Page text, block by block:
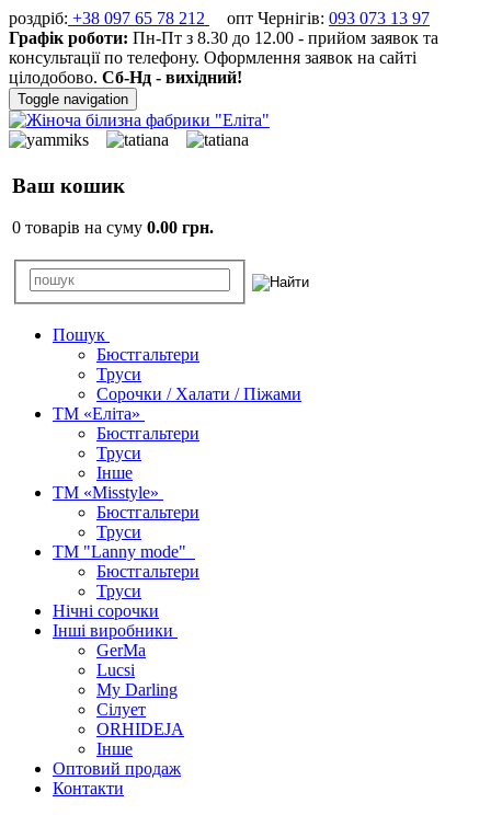
роздріб: +38 097 65 78 212 опт Чернігів: 093 073 13 97
Графік роботи: Пн-Пт з 8.30 до 12.00 - прийом заявок та
консультації по телефону. Оформлення заявок на сайті
цілодобово. Сб-Нд - вихідний!
Toggle navigation
Ваш кошик
0 товарів на суму 0.00 грн.
Пошук
Бюстгальтери
Труси
Сорочки / Халати / Піжами
ТМ «Еліта»
Бюстгальтери
Труси
Інше
ТМ «Misstyle»
Бюстгальтери
Труси
ТМ "Lanny mode"
Бюстгальтери
Труси
Нічні сорочки
Інші виробники
GerMa
Lucsi
My Darling
Сілует
ORHIDEJA
Інше
Оптовий продаж
Контакти